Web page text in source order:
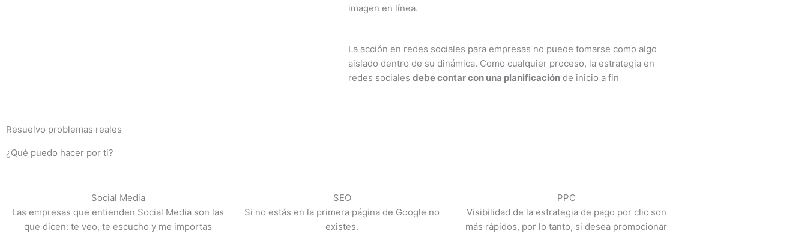
imagen en línea.
La acción en redes sociales para empresas no puede tomarse como algo
aislado dentro de su dinámica. Como cualquier proceso, la estrategia en
redes sociales debe contar con una planificación de inicio a fin
Resuelvo problemas reales
¿Qué puedo hacer por ti?
Social Media​​
Las empresas que entienden Social Media son las
que dicen: te veo, te escucho y me importas
SEO
Si no estás en la primera página de Google no
existes.
PPC
Visibilidad de la estrategia de pago por clic son
más rápidos, por lo tanto, si desea promocionar